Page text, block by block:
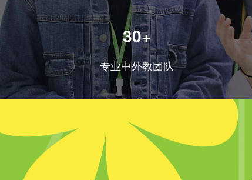
30+
专业中外教团队